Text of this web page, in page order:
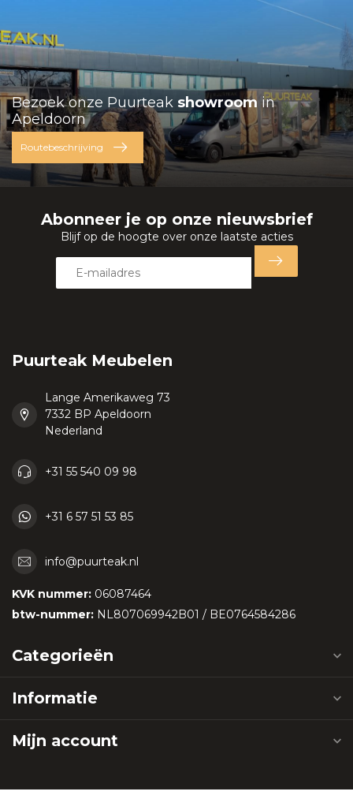
Bezoek onze Puurteak showroom in
Apeldoorn
Routebeschrijving
Abonneer je op onze nieuwsbrief
Blijf op de hoogte over onze laatste acties
Puurteak Meubelen
Lange Amerikaweg 73
7332 BP Apeldoorn
Nederland
+31 55 540 09 98
+31 6 57 51 53 85
info@puurteak.nl
KVK nummer: 06087464
btw-nummer: NL807069942B01 / BE0764584286
Categorieën
Informatie
Mijn account